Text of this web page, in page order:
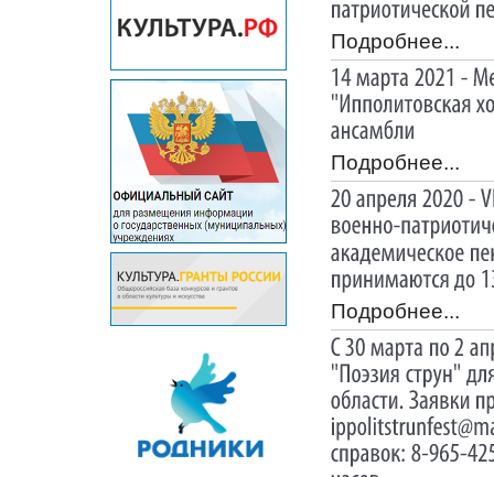
Подробнее...
Подробнее...
Подробнее...